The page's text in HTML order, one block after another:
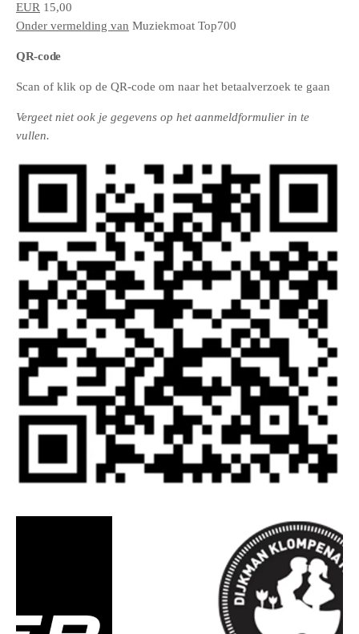
EUR 15,00
Onder vermelding van Muziekmoat Top700
QR-code
Scan of klik op de QR-code om naar het betaalverzoek te gaan
Vergeet niet ook je gegevens op het aanmeldformulier in te
vullen.